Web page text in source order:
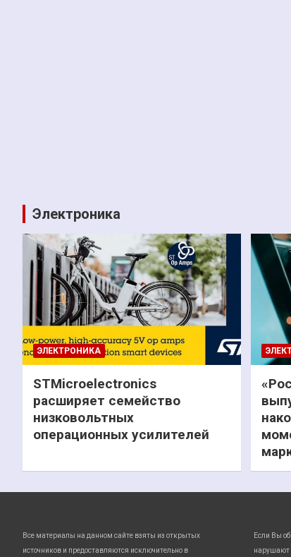
Электроника
ЭЛЕКТРОНИКА
STMicroelectronics
расширяет семейство
низковольтных
операционных усилителей
Все материалы на данном сайте взяты из открытых
источников и предоставляются исключительно в
Если Вы
нарушают